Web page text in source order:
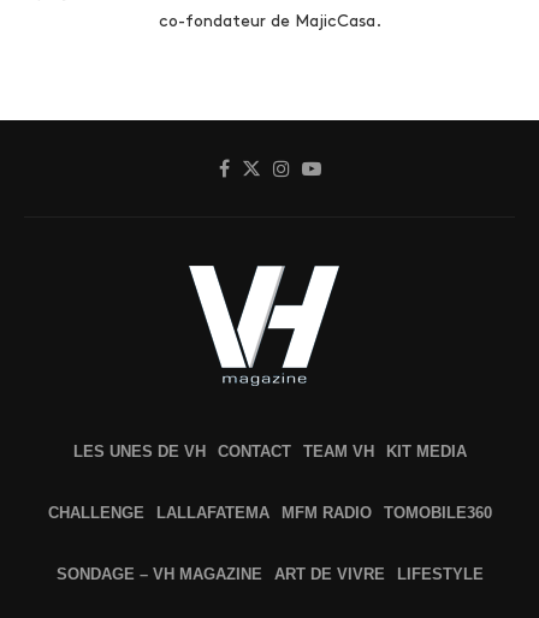
co-fondateur de MajicCasa.
LES UNES DE VH CONTACT TEAM VH KIT MEDIA
CHALLENGE LALLAFATEMA MFM RADIO TOMOBILE360
SONDAGE – VH MAGAZINE ART DE VIVRE LIFESTYLE